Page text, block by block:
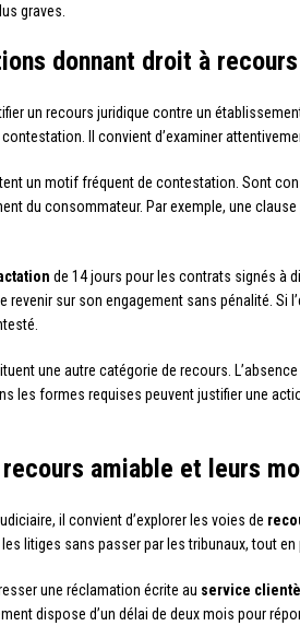
graves.
donnant droit à recours
un recours juridique contre un
Il convient d’examiner
un motif fréquent de contestation. Sont
du consommateur. Par exemple, une
de 14 jours pour les contrats signés à
revenir sur son engagement sans pénalité.
une autre catégorie de recours.
les formes requises peuvent justifier une
amiable et leurs
il convient d’explorer les voies de
litiges sans passer par les tribunaux, tout
une réclamation écrite au service
dispose d’un délai de deux mois pour